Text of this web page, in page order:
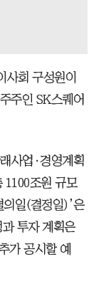
사회 구성원이
주인 SK스퀘어
사업·경영계획
1100조원 규모
의일(결정일)’은
투자 계획은
가 공시할 예